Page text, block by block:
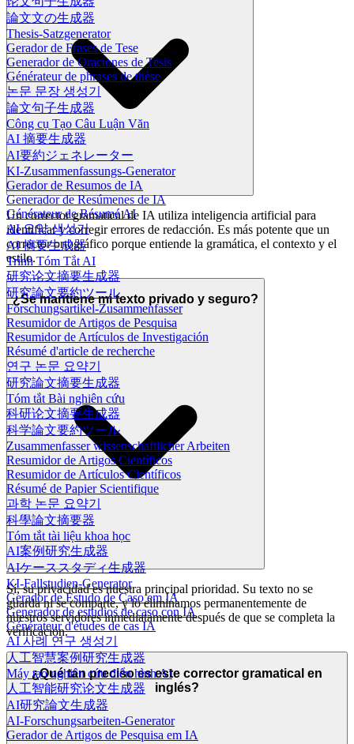
論文文の生成器
Thesis-Satzgenerator
Gerador de Frases de Tese
Generador de Oraciones de Tesis
Générateur de phrases de thèse
논문 문장 생성기
論文句子生成器
Công cụ Tạo Câu Luận Văn
AI 摘要生成器
AI要約ジェネレーター
KI-Zusammenfassungs-Generator
Gerador de Resumos de IA
Generador de Resúmenes de IA
Générateur de Résumé AI
AI 요약 생성기
AI 摘要生成器
Trình Tóm Tắt AI
研究论文摘要生成器
研究論文要約ツール
Forschungsartikel-Zusammenfasser
Resumidor de Artigos de Pesquisa
Resumidor de Artículos de Investigación
Résumé d'article de recherche
연구 논문 요약기
研究論文摘要生成器
Tóm tắt Bài nghiên cứu
科研论文摘要生成器
科学論文要約ツール
Zusammenfasser wissenschaftlicher Arbeiten
Resumidor de Artigos Científicos
Resumidor de Artículos Científicos
Résumé de Papier Scientifique
과학 논문 요약기
科學論文摘要器
Tóm tắt tài liệu khoa học
AI案例研究生成器
AIケーススタディ生成器
KI-Fallstudien-Generator
Gerador de Estudo de Caso em IA
Generador de estudios de caso con IA
Générateur d'études de cas IA
AI 사례 연구 생성기
人工智慧案例研究生成器
Máy tạo nghiên cứu điển hình AI
人工智能研究论文生成器
AI研究論文生成器
AI-Forschungsarbeiten-Generator
Gerador de Artigos de Pesquisa em IA
Un corrector gramatical de IA utiliza inteligencia artificial para
identificar y corregir errores de redacción. Es más potente que un
corrector ortográfico porque entiende la gramática, el contexto y el
estilo.
¿Se mantiene mi texto privado y seguro?
Sí, su privacidad es nuestra principal prioridad. Su texto no se
guarda ni se comparte, y lo eliminamos permanentemente de
nuestros servidores inmediatamente después de que se completa la
verificación.
¿Qué tan preciso es este corrector gramatical en
inglés?